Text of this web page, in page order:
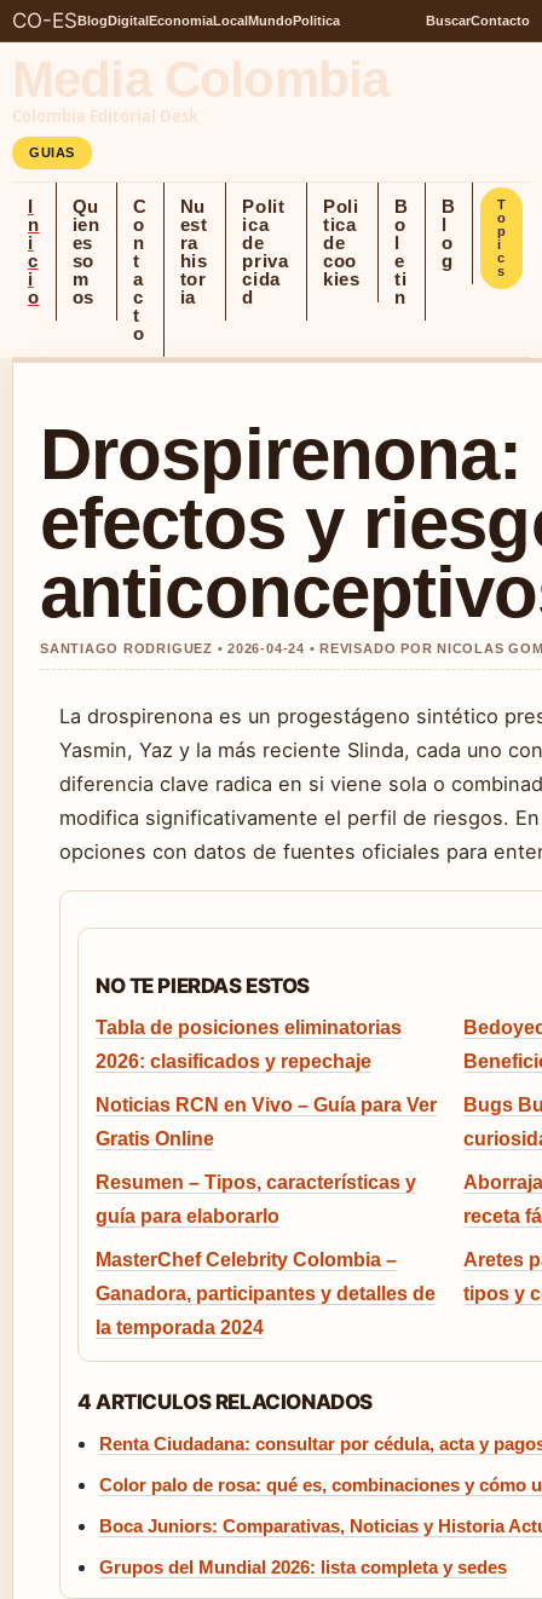
CO-ESBlogDigitalEconomiaLocalMundoPolitica BuscarContacto
Media Colombia
Colombia Editorial Desk
GUIAS
I
n
i
c
i
o
Qu
ien
es
so
m
os
C
o
n
t
a
c
t
o
Nu
est
ra
his
tor
ia
Polit
ica
de
priva
cida
d
Poli
tica
de
coo
kies
B
o
l
e
ti
n
B
l
o
g
T
o
p
i
c
s
efectos y
SANTIAGO RODRIGUEZ • 2026-04-24 • REVISADO POR NICOLAS
La drospirenona es un progestágeno sintético
Yasmin, Yaz y la más reciente Slinda, cada uno
diferencia clave radica en si viene sola o
modifica significativamente el perfil de riesgos.
opciones con datos de fuentes oficiales para
NO TE PIERDAS ESTOS
Tabla de posiciones eliminatorias
2026: clasificados y repechaje
Noticias RCN en Vivo – Guía para Ver
Gratis Online
Bugs
Resumen – Tipos, características y
guía para elaborarlo
receta
MasterChef Celebrity Colombia –
Ganadora, participantes y detalles de
la temporada 2024
Aretes
tipos y
4 ARTICULOS RELACIONADOS
Renta Ciudadana: consultar por cédula, acta y
Color palo de rosa: qué es, combinaciones y cómo
Boca Juniors: Comparativas, Noticias y Historia
Grupos del Mundial 2026: lista completa y sedes